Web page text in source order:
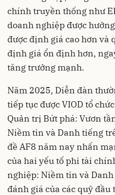
chính truyền thống như
doanh nghiệp được
được định giá cao hơn và
định giá ổn định hơn,
tăng trưởng mạnh.
Năm 2025, Diễn đàn
tiếp tục được VIOD tổ
Quản trị Bứt phá: Vươn
Niềm tin và Danh tiếng
đề AF8 năm nay nhấn
của hai yếu tố phi tài
nghiệp: Niềm tin và
đánh giá của các quỹ